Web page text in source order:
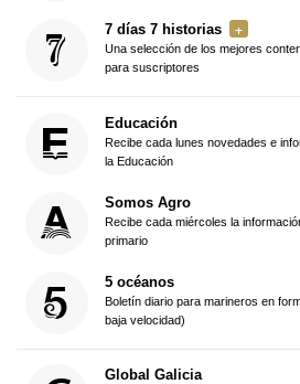
7 días 7 historias
Una selección de los mejores
para suscriptores
Educación
Recibe cada lunes novedades e
la Educación
Somos Agro
Recibe cada miércoles la
primario
5 océanos
Boletín diario para marineros en
baja velocidad)
Global Galicia